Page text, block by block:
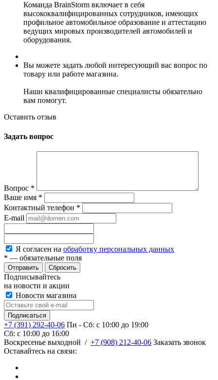
Команда BrainStorm включает в себя
высококвалифицированных сотрудников, имеющих
профильное автомобильное образование и аттестацию
ведущих мировых производителей автомобилей и
оборудования.
Вы можете задать любой интересующий вас вопрос по
товару или работе магазина.
Наши квалифицированные специалисты обязательно
вам помогут.
Оставить отзыв
Задать вопрос
Вопрос *
Ваше имя *
Контактный телефон *
E-mail
Я согласен на обработку персональных данных
* — обязательные поля
Сбросить
Подписывайтесь
на новости и акции
Новости магазина
+7 (391) 292-40-06 Пн - Сб: c 10:00 до 19:00
Сб: c 10:00 до 16:00
​Воскресенье выходной / +7 (908) 212-40-06 Заказать звонок
Оставайтесь на связи: